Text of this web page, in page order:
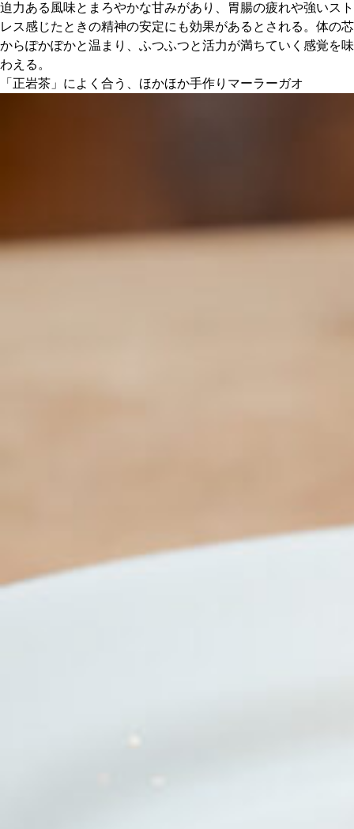
迫力ある風味とまろやかな甘みがあり、胃腸の疲れや強いスト
レス感じたときの精神の安定にも効果があるとされる。体の芯
からぽかぽかと温まり、ふつふつと活力が満ちていく感覚を味
わえる。
「正岩茶」によく合う、ほかほか手作りマーラーガオ